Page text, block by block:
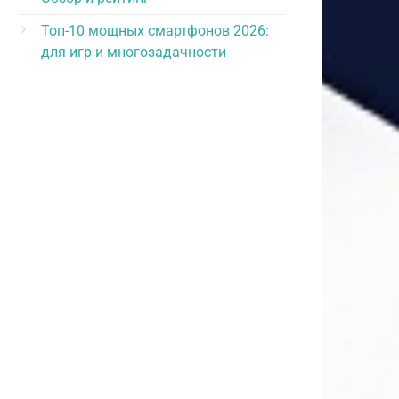
Топ-10 мощных смартфонов 2026:
для игр и многозадачности